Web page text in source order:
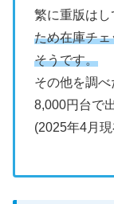
繁に重版はし
ため在庫チ
そうです。
その他を調
8,000円台で
(2025年4月